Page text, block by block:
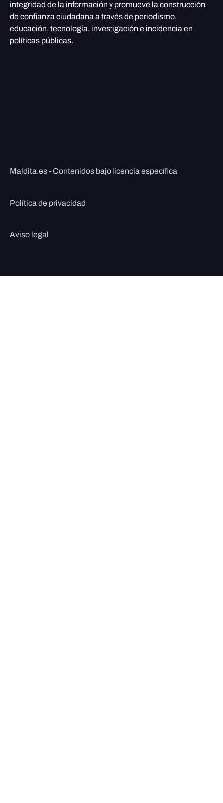
integridad de la información y promueve la construcción
de confianza ciudadana a través de periodismo,
educación, tecnología, investigación e incidencia en
políticas públicas.
Maldita.es - Contenidos bajo licencia específica
Política de privacidad
Aviso legal